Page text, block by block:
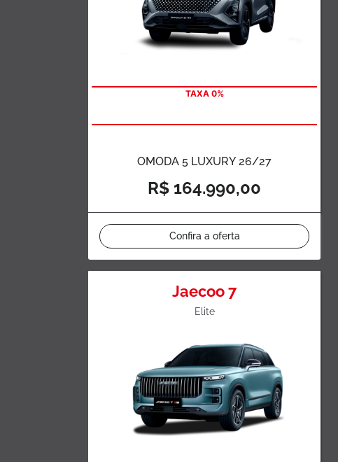
TAXA 0%
OMODA 5 LUXURY 26/27
R$ 164.990,00
Confira a oferta
Jaecoo 7
Elite